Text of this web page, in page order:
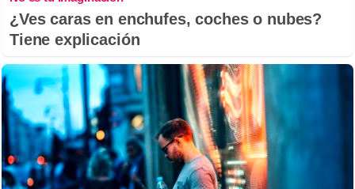
¿Ves caras en enchufes, coches o nubes?
Tiene explicación